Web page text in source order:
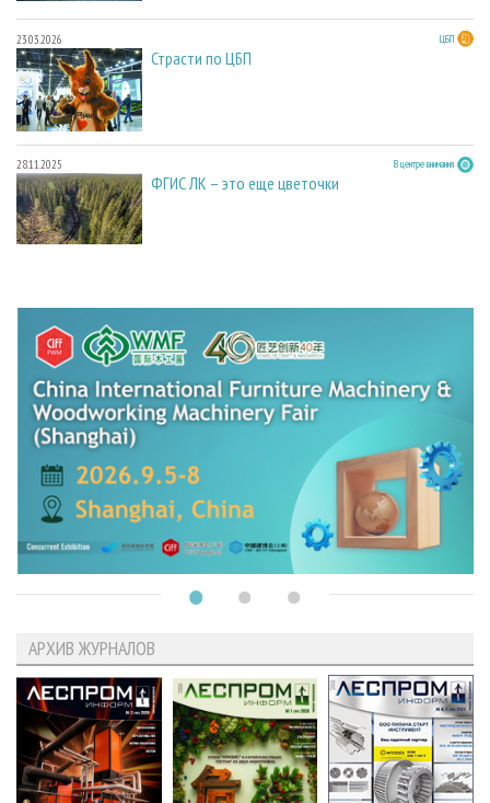
23.03.2026 ЦБП
Страсти по ЦБП
28.11.2025 В центре внимания
ФГИС ЛК – это еще цветочки
АРХИВ ЖУРНАЛОВ